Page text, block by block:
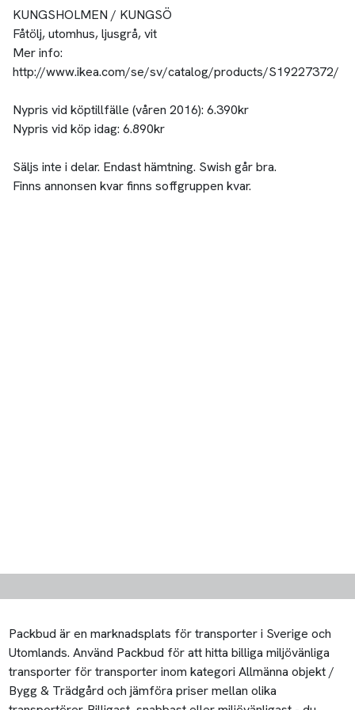
KUNGSHOLMEN / KUNGSÖ
Fåtölj, utomhus, ljusgrå, vit
Mer info:
http://www.ikea.com/se/sv/catalog/products/S19227372/
Nypris vid köptillfälle (våren 2016): 6.390kr
Nypris vid köp idag: 6.890kr
Säljs inte i delar. Endast hämtning. Swish går bra.
Finns annonsen kvar finns soffgruppen kvar.
Packbud är en marknadsplats för transporter i Sverige och
Utomlands. Använd Packbud för att hitta billiga miljövänliga
transporter för transporter inom kategori Allmänna objekt /
Bygg & Trädgård och jämföra priser mellan olika